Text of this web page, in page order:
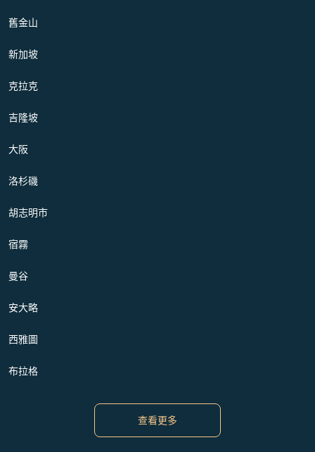
舊金山
新加坡
克拉克
吉隆坡
大阪
洛杉磯
胡志明市
宿霧
曼谷
安大略
西雅圖
布拉格
查看更多